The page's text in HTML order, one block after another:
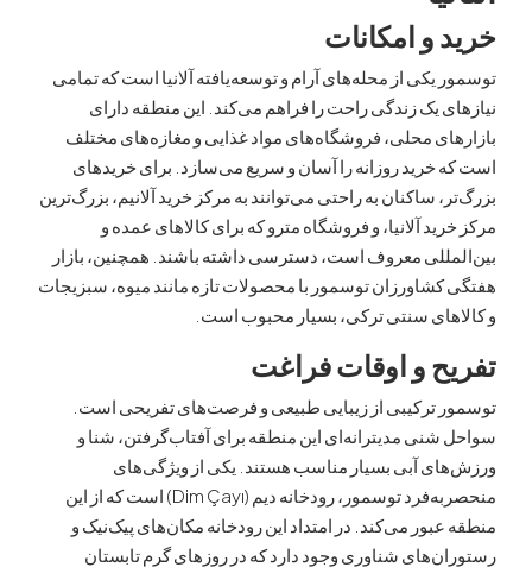
و امکانات
یکی از محله‌های آرام و توسعه‌یافته آلانیا است که تمامی
یک زندگی راحت را فراهم می‌کند. این منطقه دارای
محلی، فروشگاه‌های مواد غذایی و مغازه‌های مختلف
خرید روزانه را آسان و سریع می‌سازد. برای خریدهای
ساکنان به راحتی می‌توانند به مرکز خرید آلانیم، بزرگ‌ترین
آلانیا، و فروشگاه مترو که برای کالاهای عمده و
معروف است، دسترسی داشته باشند. همچنین، بازار
توسمور با محصولات تازه مانند میوه، سبزیجات
سنتی ترکی، بسیار محبوب است.
و اوقات فراغت
ترکیبی از زیبایی طبیعی و فرصت‌های تفریحی است.
مدیترانه‌ای این منطقه برای آفتاب‌گرفتن، شنا و
آبی بسیار مناسب هستند. یکی از ویژگی‌های
منحصربه‌فرد توسمور، رودخانه دیم (Dim Çayı) است که از این
می‌کند. در امتداد این رودخانه مکان‌های پیک‌نیک و
شناوری وجود دارد که در روزهای گرم تابستان